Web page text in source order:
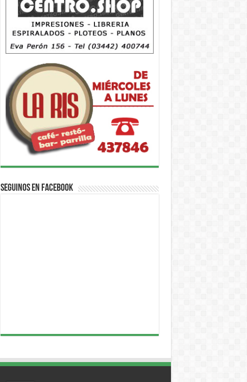
Seguinos en Facebook